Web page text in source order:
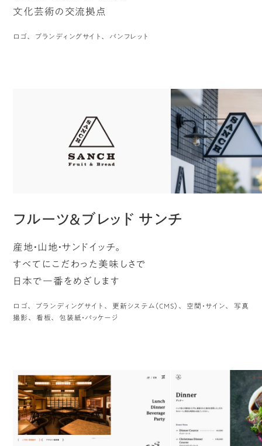
文化芸術の交流拠点
ロゴ ブランディングサイト パンフレット
フルーツ＆ブレッド サンチ
産地・山地・サンドイッチ。
すべてにこだわった美味しさで
日本で一番をめざします
ロゴ ブランディングサイト 更新システム（CMS） 空間・サイン
写真
撮影
看板 包装紙・パッケージ